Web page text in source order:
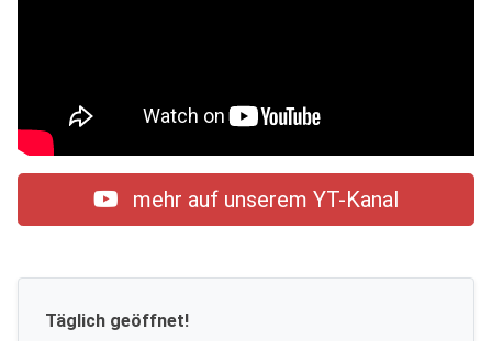
mehr auf unserem YT-Kanal
Täglich geöffnet!